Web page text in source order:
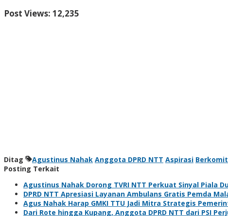
Post Views: 12,235
Ditag Agustinus Nahak Anggota DPRD NTT Aspirasi
Posting Terkait
Agustinus Nahak Dorong TVRI NTT Perkuat Sinyal Piala
DPRD NTT Apresiasi Layanan Ambulans Gratis Pemda
Agus Nahak Harap GMKI TTU Jadi Mitra Strategis
Dari Rote hingga Kupang, Anggota DPRD NTT dari PSI